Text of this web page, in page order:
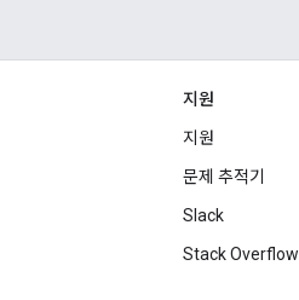
지원
지원
문제 추적기
Slack
Stack Overflow